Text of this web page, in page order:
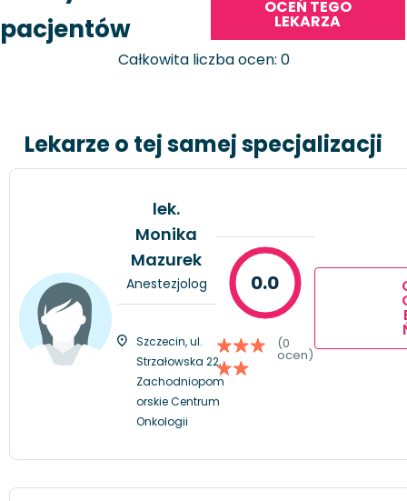
pacjentów
OCEŃ TEGO
LEKARZA
Całkowita liczba ocen: 0
Lekarze o tej samej specjalizacji
lek.
Monika
Mazurek
Anestezjolog
Szczecin, ul.
Strzałowska 22,
Zachodniopom
orskie Centrum
Onkologii
0.0
(0
ocen)